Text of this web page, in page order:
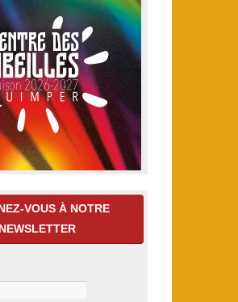
VOUS À NOTRE
NEWSLETTER